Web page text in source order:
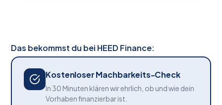
Das bekommst du bei HEED Finance:
Kostenloser Machbarkeits-Check
In 30 Minuten klären wir ehrlich, ob und wie dein
Vorhaben finanzierbar ist.